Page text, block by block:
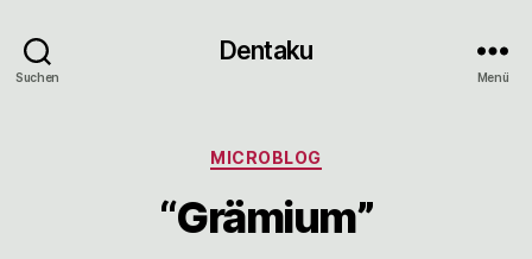
Suchen
Dentaku
Menü
Kategorien
MICROBLOG
“Grämium”